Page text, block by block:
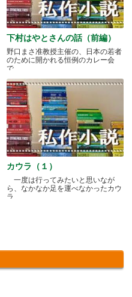
下村はやとさんの話（前編）
野口まさ准教授主催の、日本の若者
のために開かれる恒例のカレー会
で.....
カウラ（１）
一度は行ってみたいと思いなが
ら、なかなか足を運べなかったカウ
ラ.....